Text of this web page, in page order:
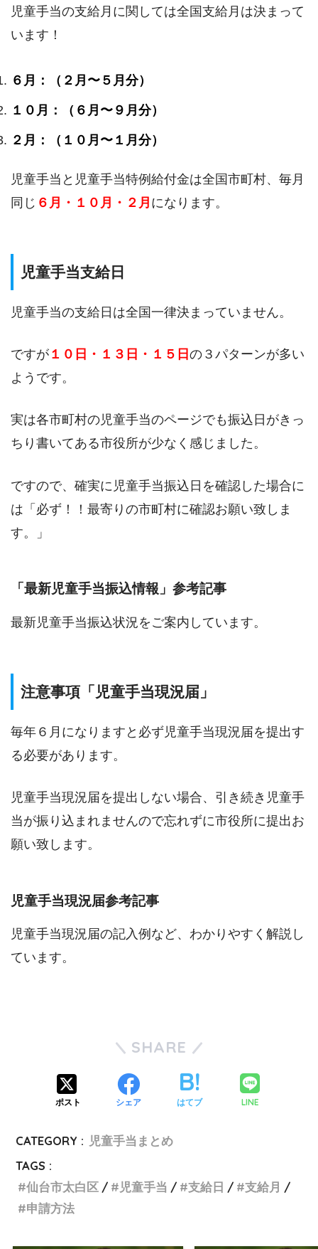
児童手当の支給月に関しては全国支給月は決まって
います！
６月：（２月〜５月分）
１０月：（６月〜９月分）
２月：（１０月〜１月分）
児童手当と児童手当特例給付金は全国市町村、毎月
同じ ６月・１０月・２月 になります。
児童手当支給日
児童手当の支給日は全国一律決まっていません。
ですが １０日・１３日・１５日 の３パターンが多い
ようです。
実は各市町村の児童手当のページでも振込日がきっ
ちり書いてある市役所が少なく感じました。
ですので、確実に児童手当振込日を確認した場合に
は「必ず！！最寄りの市町村に確認お願い致しま
す。」
「最新児童手当振込情報」参考記事
最新児童手当振込状況をご案内しています。
注意事項「児童手当現況届」
毎年６月になりますと必ず児童手当現況届を提出す
る必要があります。
児童手当現況届を提出しない場合、引き続き児童手
当が振り込まれませんので忘れずに市役所に提出お
願い致します。
児童手当現況届参考記事
児童手当現況届の記入例など、わかりやすく解説し
ています。
SHARE
ポスト シェア はてブ LINE
CATEGORY : 児童手当まとめ
TAGS :
仙台市太白区
児童手当 支給日
支給月
申請方法